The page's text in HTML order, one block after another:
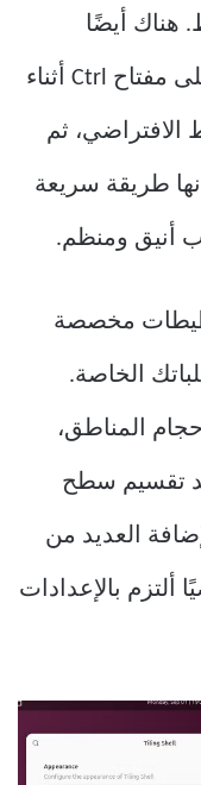
هناك أيضًا
طريقتي المفضلة وهي الضغط على مفتاح Ctrl أثناء
الافتراضي، ثم
طريقة سريعة
أنيق ومنظم.
مخصصة
الخاصة.
المناطق،
تقسيم سطح
العديد من
بالإعدادات